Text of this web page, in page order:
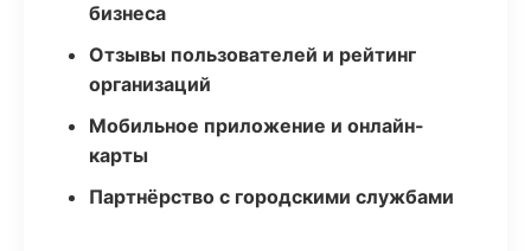
бизнеса
Отзывы пользователей и рейтинг
организаций
Мобильное приложение и онлайн-
карты
Партнёрство с городскими службами